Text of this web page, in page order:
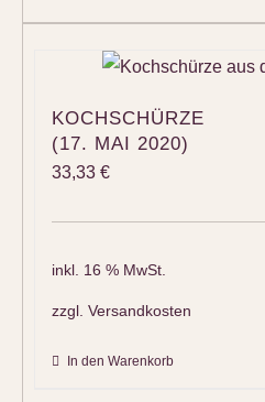
KOCHSCHÜRZE
(17. MAI 2020)
33,33 €
inkl. 16 % MwSt.
zzgl. Versandkosten
In den Warenkorb